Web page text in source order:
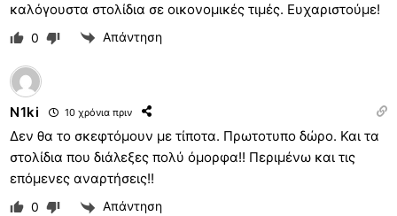
καλόγουστα στολίδια σε οικονομικές τιμές. Ευχαριστούμε!
0 Απάντηση
N1ki 10 χρόνια πριν
Δεν θα το σκεφτόμουν με τίποτα. Πρωτοτυπο δώρο. Και τα
στολίδια που διάλεξες πολύ όμορφα!! Περιμένω και τις
επόμενες αναρτήσεις!!
0 Απάντηση